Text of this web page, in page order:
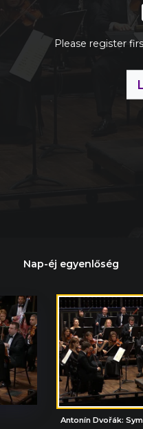
Please register
Nap-éj egyenlőség